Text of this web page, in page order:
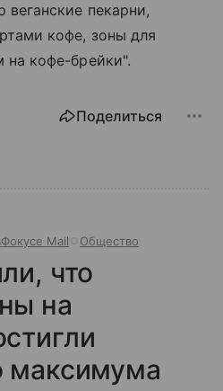
веганские пекарни,
кофе, зоны для
на кофе-брейки".
Поделиться
Mail Общество
что
на
максимума